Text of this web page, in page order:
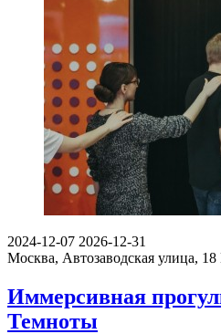
2024-12-07 2026-12-31
Москва, Автозаводская улица, 18
Иммерсивная
Темноты